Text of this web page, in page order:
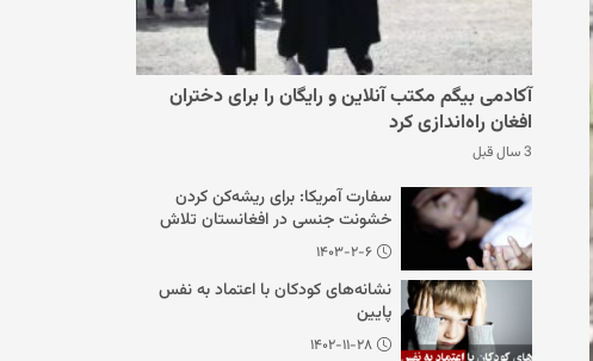
آکادمی بیگم مکتب آنلاین و رایگان را برای دختران
افغان راه‌اندازی کرد
3 سال قبل
سفارت آمریکا: برای ریشه‌کن کردن
خشونت جنسی در افغانستان تلاش
می‌کنیم
۱۴۰۳-۲-۶
نشانه‌های کودکان با اعتماد به نفس
پایین
۱۴۰۲-۱۱-۲۸